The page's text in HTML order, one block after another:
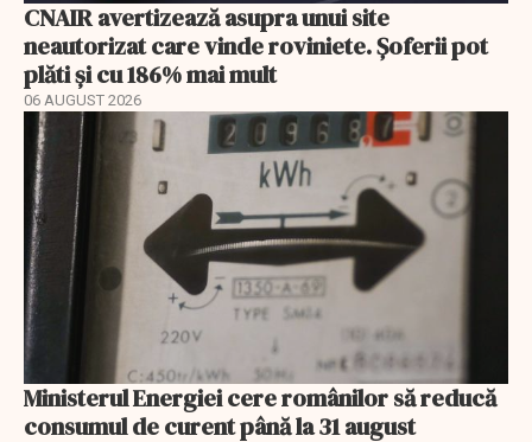
CNAIR avertizează asupra unui site
neautorizat care vinde roviniete. Șoferii pot
plăti și cu 186% mai mult
06 AUGUST 2026
Ministerul Energiei cere românilor să reducă
consumul de curent până la 31 august